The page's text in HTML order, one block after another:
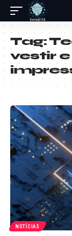
Tag:
vestir
NOTÍCIAS